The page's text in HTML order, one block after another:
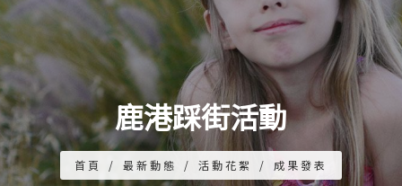
鹿港踩街活動
首頁 / 最新動態 / 活動花絮 / 成果發表